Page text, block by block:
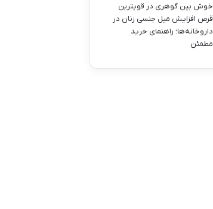
خوش بین گوهری در قویترین
قرص افزایش میل جنسی زنان در
داروخانه‌ها؛ راهنمای خرید
مطمئن